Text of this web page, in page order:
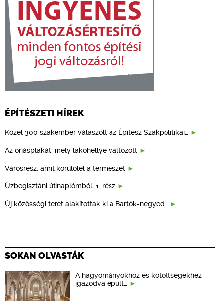
ÉPÍTÉSZETI HÍREK
Közel 300 szakember válaszolt az Építész Szakpolitikai…
Az óriásplakát, mely lakóhellyé változott
Városrész, amit körülölel a természet
Üzbegisztáni útinaplómból, 1. rész
Új közösségi teret alakítottak ki a Bartók-negyed…
SOKAN OLVASTÁK
A hagyományokhoz és kötöttségekhez
igazodva épült…